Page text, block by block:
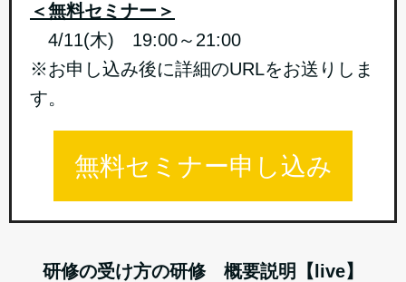
＜無料セミナー＞
4/11(木) 19:00～21:00
※お申し込み後に詳細のURLをお送りしま
す。
無料セミナー申し込み
研修の受け方の研修 概要説明【live】